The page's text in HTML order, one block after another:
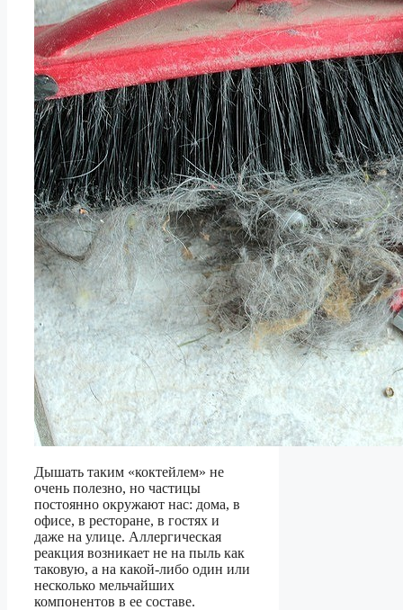
Дышать таким «коктейлем» не
очень полезно, но частицы
постоянно окружают нас: дома, в
офисе, в ресторане, в гостях и
даже на улице. Аллергическая
реакция возникает не на пыль как
таковую, а на какой-либо один или
несколько мельчайших
компонентов в ее составе.